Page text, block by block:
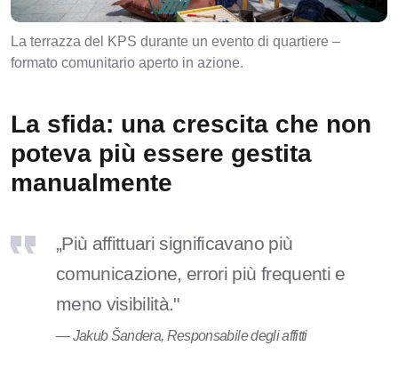
La terrazza del KPS durante un evento di quartiere –
formato comunitario aperto in azione.
La sfida: una crescita che non
poteva più essere gestita
manualmente
„Più affittuari significavano più
comunicazione, errori più frequenti e
meno visibilità."
— Jakub Šandera, Responsabile degli affitti